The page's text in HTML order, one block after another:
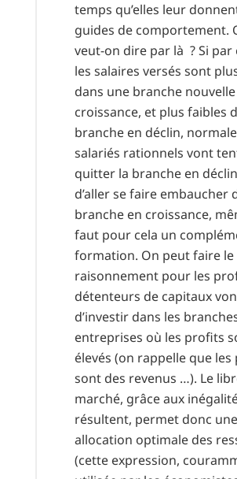
temps qu’elles leur
guides de comportement.
veut-on dire par là ? Si par
les salaires versés sont
dans une branche
croissance, et plus faibles
branche en déclin,
salariés rationnels vont
quitter la branche en
d’aller se faire embaucher
branche en croissance,
faut pour cela un
formation. On peut faire le
raisonnement pour les
détenteurs de capitaux
d’investir dans les
entreprises où les profits
élevés (on rappelle que
sont des revenus …). Le
marché, grâce aux
résultent, permet donc une
allocation optimale des
(cette expression,